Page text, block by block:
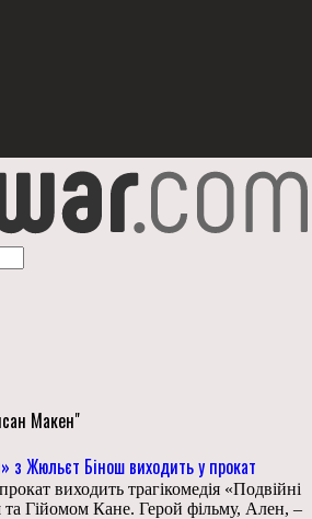
Макен"
з Жюльєт Бінош виходить у прокат
виходить трагікомедія «Подвійні
Гійомом Кане. Герой фільму, Ален, –